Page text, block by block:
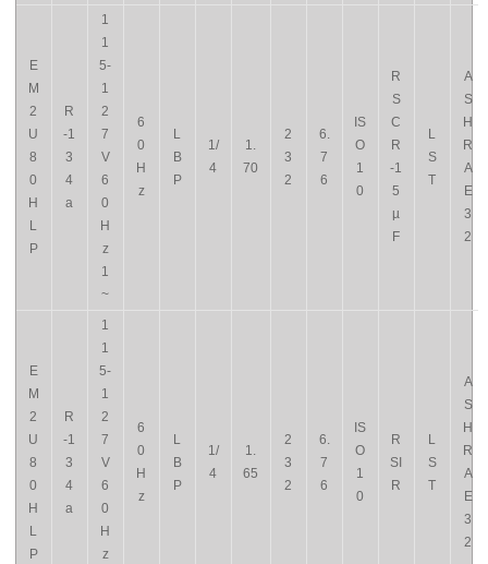
E
M
2
U
8
0
H
L
P
R
-1
3
4
a
1
1
5-
1
2
7
V
6
0
H
z
1
~
6
0
H
z
L
B
P
1/
4
1.
70
2
3
2
6.
7
6
IS
O
1
0
R
S
C
R
-1
5
µ
F
L
S
T
A
S
H
R
A
E
3
2
E
M
2
U
8
0
H
L
P
R
-1
3
4
a
1
1
5-
1
2
7
V
6
0
H
z
6
0
H
z
L
B
P
1/
4
1.
65
2
3
2
6.
7
6
IS
O
1
0
R
SI
R
L
S
T
A
S
H
R
A
E
3
2